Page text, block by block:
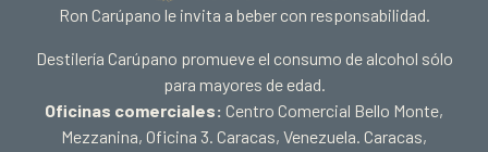
Ron Carúpano le invita a beber con responsabilidad.
Destilería Carúpano promueve el consumo de alcohol sólo
para mayores de edad.
Oficinas comerciales: Centro Comercial Bello Monte,
Mezzanina, Oficina 3. Caracas, Venezuela. Caracas,